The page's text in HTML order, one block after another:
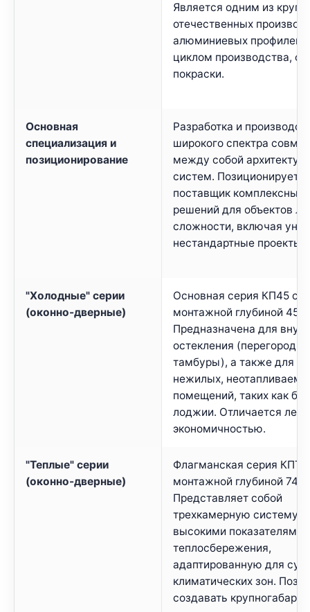
Является одним из
отечественных
алюминиевых профилей
циклом производства, от
покраски.
Основная
специализация и
позиционирование
Разработка и
широкого спектра
между собой
систем.
поставщик комплексных
решений для объектов
сложности, включая
нестандартные проекты.
"Холодные" серии
(оконно-дверные)
Основная серия КП45 с
монтажной глубиной 45
Предназначена для
остекления (перегородки,
тамбуры), а также для
нежилых,
помещений, таких как
лоджии. Отличается
экономичностью.
"Теплые" серии
(оконно-дверные)
Флагманская серия КПТ
монтажной глубиной 74
Представляет собой
трехкамерную систему с
высокими показателями
теплосбережения,
адаптированную для
климатических зон.
создавать